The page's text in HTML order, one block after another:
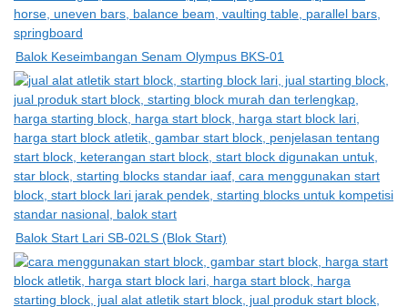
Balok Keseimbangan Senam Olympus BKS-01
Balok Start Lari SB-02LS (Blok Start)